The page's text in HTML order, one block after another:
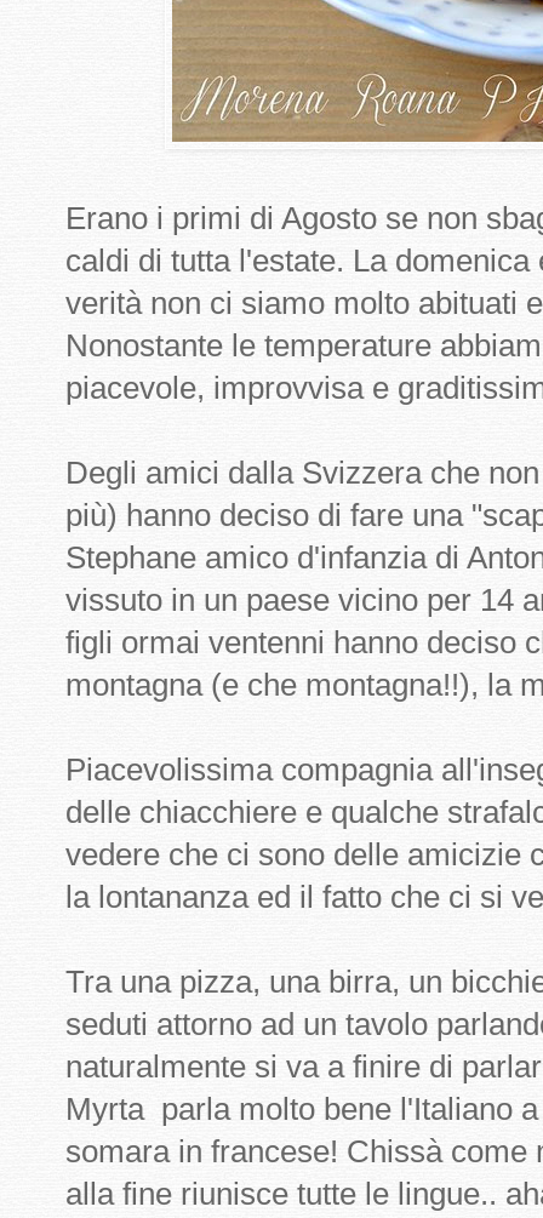
Erano i primi di Agosto se non
caldi di tutta l'estate. La
verità non ci siamo molto abituati
Nonostante le temperature
piacevole, improvvisa e
Degli amici dalla Svizzera che
più) hanno deciso di fare una
Stephane amico d'infanzia di
vissuto in un paese vicino per 14
figli ormai ventenni hanno deciso
montagna (e che montagna!!), la
Piacevolissima compagnia
delle chiacchiere e qualche
vedere che ci sono delle amicizie
la lontananza ed il fatto che ci si
Tra una pizza, una birra, un
seduti attorno ad un tavolo
naturalmente si va a finire di
Myrta parla molto bene l'Italiano
somara in francese! Chissà come
alla fine riunisce tutte le lingue..